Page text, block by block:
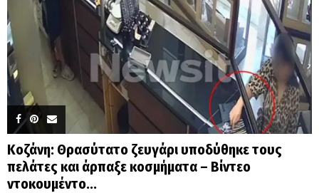
Κοζάνη: Θρασύτατο ζευγάρι υποδύθηκε τους
πελάτες και άρπαξε κοσμήματα – Βίντεο
ντοκουμέντο...